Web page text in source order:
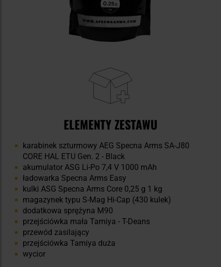
ELEMENTY ZESTAWU
karabinek szturmowy AEG Specna Arms SA-J80
CORE HAL ETU Gen. 2 - Black
akumulator ASG Li-Po 7,4 V 1000 mAh
ładowarka Specna Arms Easy
kulki ASG Specna Arms Core 0,25 g 1 kg
magazynek typu S-Mag Hi-Cap (430 kulek)
dodatkowa sprężyna M90
przejściówka mała Tamiya - T-Deans
przewód zasilający
przejściówka Tamiya duża
wycior